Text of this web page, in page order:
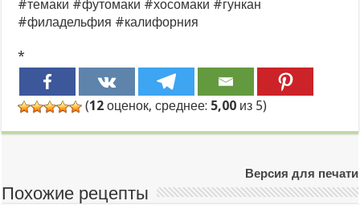
#темаки #футомаки #хосомаки #гункан
#филадельфия #калифорния
*
(12 оценок, среднее: 5,00 из 5)
Версия для печати
Похожие рецепты